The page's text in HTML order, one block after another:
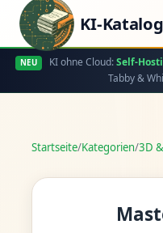
KI-Katalog
NEU KI ohne Cloud:Self-
Tabby &
Startseite/Kategorien/3D